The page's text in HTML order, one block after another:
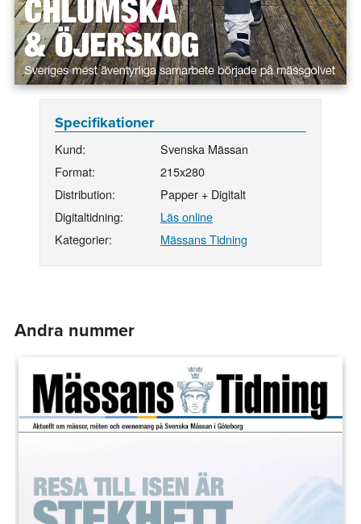
Specifikationer
Kund:
Svenska Mässan
Format:
215x280
Distribution:
Papper + Digitalt
Digitaltidning:
Läs online
Kategorier:
Mässans Tidning
Andra nummer